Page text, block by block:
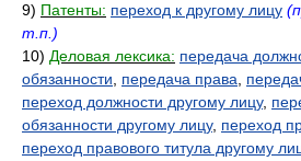
9) Патенты: переход к другому лицу
т.п.)
10) Деловая лексика: передача
обязанности
передача права
переход должности другому лицу,
обязанности другому лицу, переход
переход правового титула другому